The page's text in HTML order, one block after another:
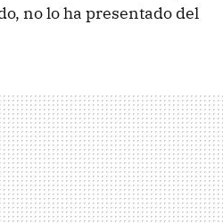
no lo ha presentado del